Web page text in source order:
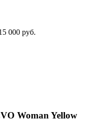
000 руб.
Woman Yellow